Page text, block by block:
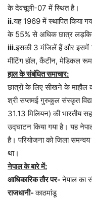
के देवचूली-07 में स्थित है।
ii.यह 1969 में स्थापित किया
के 55% से अधिक छात्र
iii.इसकी 3 मंजिलें हैं और इसमें
मीटिंग हॉल, कैंटीन, मेडिकल
हाल के संबंधित समाचार:
छात्रों के लिए सीखने के माहौल
श्री सप्तमई गुरुकुल संस्कृत
31.13 मिलियन) की भारतीय
उद्घाटन किया गया है। यह
है। परियोजना को जिला समन्वय
था।
नेपाल के बारे में:
आधिकारिक तौर पर-नेपाल का
राजधानी-काठमांडू